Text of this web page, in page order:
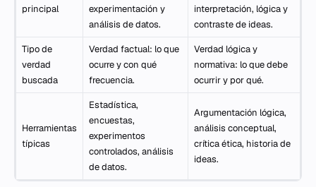
principal
experimentación y
análisis de datos.
interpretación, lógica y
contraste de ideas.
Tipo de
verdad
buscada
Verdad factual: lo que
ocurre y con qué
frecuencia.
Verdad lógica y
normativa: lo que debe
ocurrir y por qué.
Herramientas
típicas
Estadística,
encuestas,
experimentos
controlados, análisis
de datos.
Argumentación lógica,
análisis conceptual,
crítica ética, historia de
ideas.